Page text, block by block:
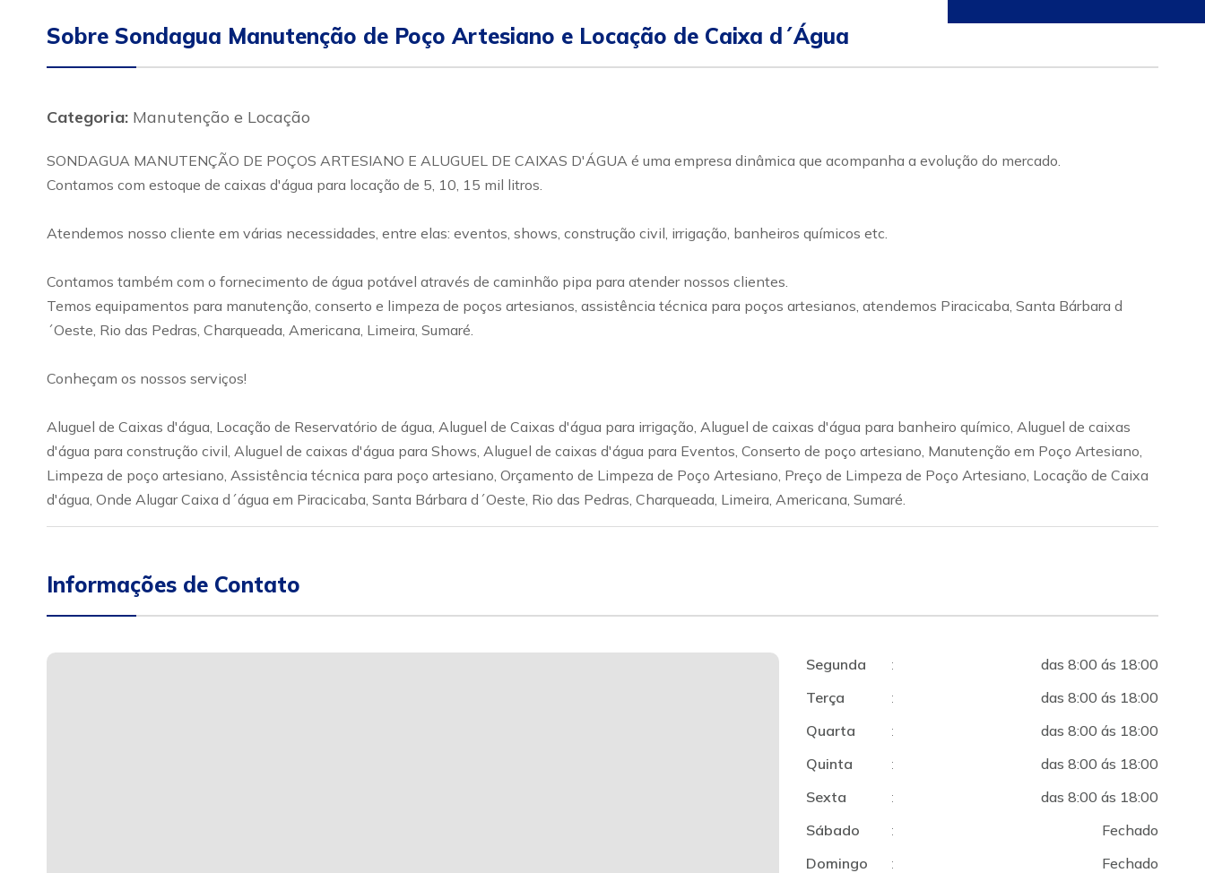
Sobre Sondagua Manutenção de Poço Artesiano e Locação de Caixa d´Água
Categoria: Manutenção e Locação
SONDAGUA MANUTENÇÃO DE POÇOS ARTESIANO E ALUGUEL DE CAIXAS D'ÁGUA é uma empresa dinâmica que acompanha a evolução do mercado.
Contamos com estoque de caixas d'água para locação de 5, 10, 15 mil litros.
Atendemos nosso cliente em várias necessidades, entre elas: eventos, shows, construção civil, irrigação, banheiros químicos etc.
Contamos também com o fornecimento de água potável através de caminhão pipa para atender nossos clientes.
Temos equipamentos para manutenção, conserto e limpeza de poços artesianos, assistência técnica para poços artesianos, atendemos Piracicaba, Santa Bárbara d
´Oeste, Rio das Pedras, Charqueada, Americana, Limeira, Sumaré.
Conheçam os nossos serviços!
Aluguel de Caixas d'água, Locação de Reservatório de água, Aluguel de Caixas d'água para irrigação, Aluguel de caixas d'água para banheiro químico, Aluguel de caixas
d'água para construção civil, Aluguel de caixas d'água para Shows, Aluguel de caixas d'água para Eventos, Conserto de poço artesiano, Manutenção em Poço Artesiano,
Limpeza de poço artesiano, Assistência técnica para poço artesiano, Orçamento de Limpeza de Poço Artesiano, Preço de Limpeza de Poço Artesiano, Locação de Caixa
d'água, Onde Alugar Caixa d´água em Piracicaba, Santa Bárbara d´Oeste, Rio das Pedras, Charqueada, Limeira, Americana, Sumaré.
Informações de Contato
Segunda :
das 8:00 ás 18:00
Terça
:
das 8:00 ás 18:00
Quarta
:
das 8:00 ás 18:00
Quinta
:
das 8:00 ás 18:00
Sexta
:
das 8:00 ás 18:00
Sábado
:
Fechado
Domingo
: Fechado